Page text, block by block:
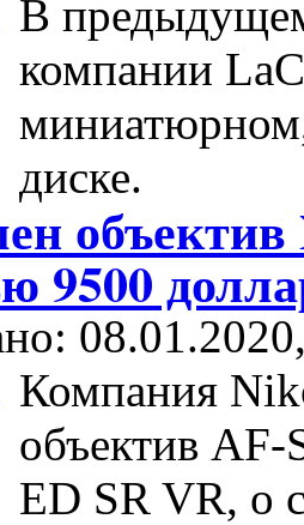
В
компании
диске.
9500
Компания
объектив
ED SR VR, о